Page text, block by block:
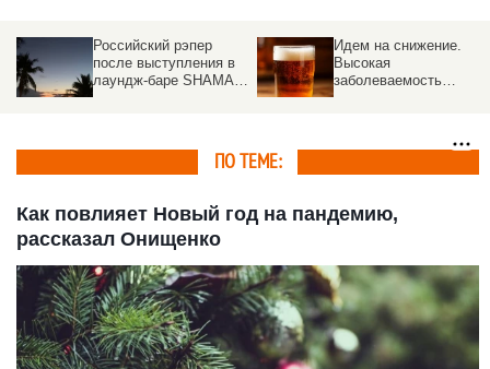
Идем на снижение.
Высокая
заболеваемость
«Начало
удивительного пути».
Ректор АГМУ – о
ПО ТЕМЕ:
Как повлияет Новый год на пандемию,
рассказал Онищенко